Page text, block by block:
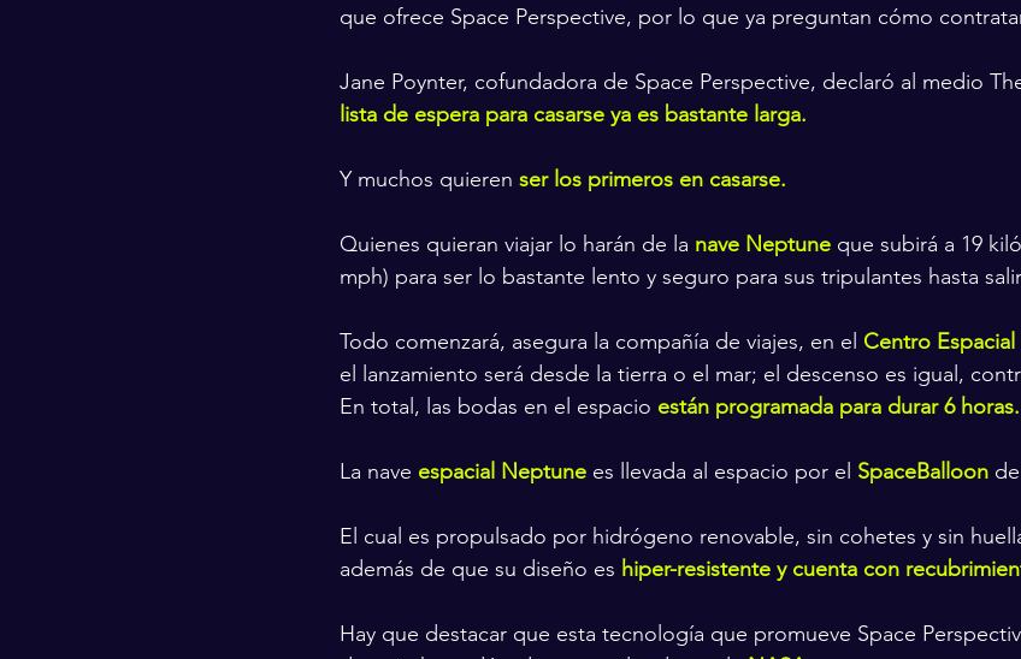
que ofrece Space Perspective, por lo que ya preguntan cómo
Jane Poynter, cofundadora de Space Perspective, declaró al medio
lista de espera para casarse ya es bastante larga.
Y muchos quieren ser los primeros en casarse.
Quienes quieran viajar lo harán de la nave Neptune que subirá a 19
mph) para ser lo bastante lento y seguro para sus tripulantes hasta
Todo comenzará, asegura la compañía de viajes, en el Centro
el lanzamiento será desde la tierra o el mar; el descenso es igual,
En total, las bodas en el espacio están programada para durar 6 horas.
La nave espacial Neptune es llevada al espacio por el SpaceBalloon
El cual es propulsado por hidrógeno renovable, sin cohetes y sin
además de que su diseño es hiper-resistente y cuenta con
Hay que destacar que esta tecnología que promueve Space